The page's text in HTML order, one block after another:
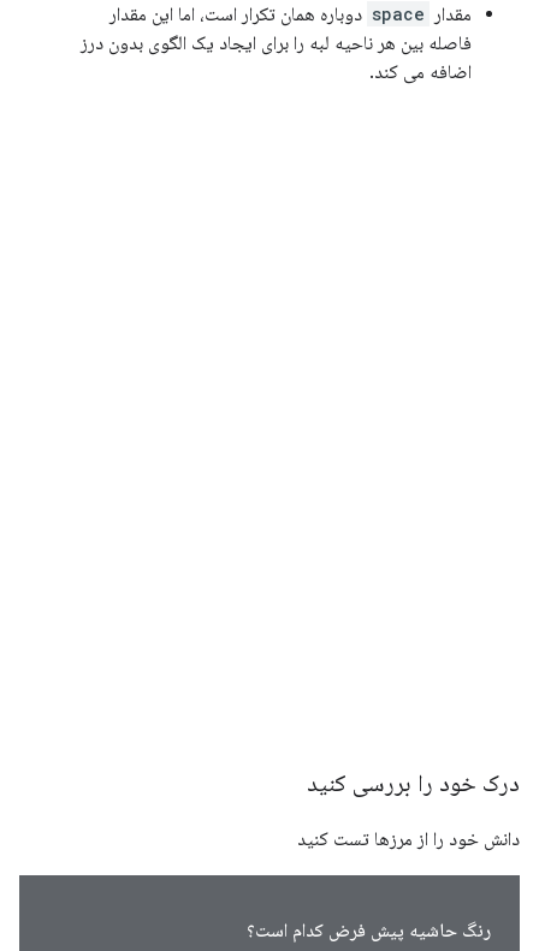
مقدار
space دوباره همان تکرار است، اما این مقدار
فاصله بین هر ناحیه لبه را برای ایجاد یک الگوی بدون درز
اضافه می کند.
درک خود را بررسی کنید
دانش خود را از مرزها تست کنید
رنگ حاشیه پیش فرض کدام است؟